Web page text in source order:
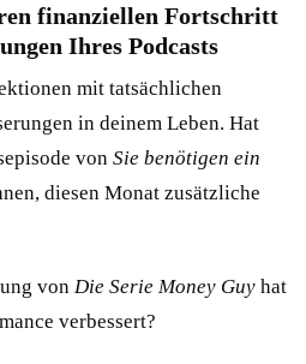
finanziellen Fortschritt
Ihres Podcasts
mit tatsächlichen
in deinem Leben. Hat
von Sie benötigen ein
diesen Monat zusätzliche
von Die Serie Money Guy hat
verbessert?